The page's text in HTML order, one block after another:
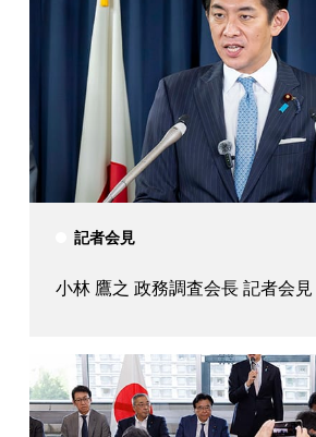
記者会見
小林 鷹之 政務調査会長 記者会見